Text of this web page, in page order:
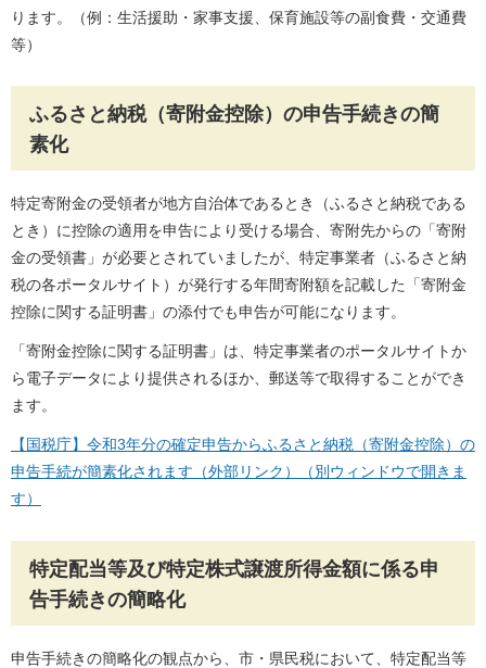
ります。（例：生活援助・家事支援、保育施設等の副食費・交通費
等）
ふるさと納税（寄附金控除）の申告手続きの簡
素化
特定寄附金の受領者が地方自治体であるとき（ふるさと納税である
とき）に控除の適用を申告により受ける場合、寄附先からの「寄附
金の受領書」が必要とされていましたが、特定事業者（ふるさと納
税の各ポータルサイト）が発行する年間寄附額を記載した「寄附金
控除に関する証明書」の添付でも申告が可能になります。
「寄附金控除に関する証明書」は、特定事業者のポータルサイトか
ら電子データにより提供されるほか、郵送等で取得することができ
ます。
【国税庁】令和3年分の確定申告からふるさと納税（寄附金控除）の
申告手続が簡素化されます（外部リンク）（別ウィンドウで開きま
す）
特定配当等及び特定株式譲渡所得金額に係る申
告手続きの簡略化
申告手続きの簡略化の観点から、市・県民税において、特定配当等